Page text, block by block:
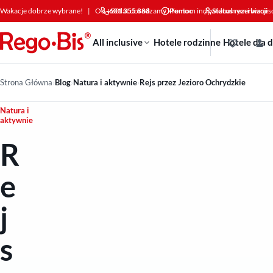
Przejdź do treści
Wakacje dobrze wybrane! | Od +30 lat doradzamy klientom indywidualnym i
601 355 888 Pomoc Status rezerwacji
All inclusive Hotele rodzinne Hotele dla
Strona Główna›Blog›Natura i aktywnie›Rejs przez Jezioro Ochrydzkie
Natura i
aktywnie
R
e
j
s